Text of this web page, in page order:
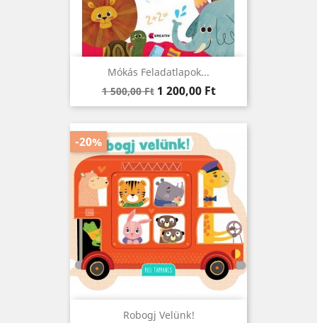
Mókás Feladatlapok...
Regular
price
1 500,00 Ft Ár
1 200,00 Ft
Robogj Velünk!
-20%